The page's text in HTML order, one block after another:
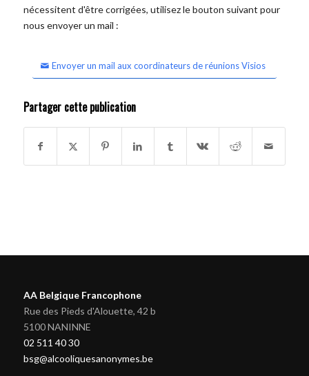
nécessitent d'être corrigées, utilisez le bouton suivant pour
nous envoyer un mail :
Envoyer un mail aux coordinateurs de réunions Visios
Partager cette publication
AA Belgique Francophone
Rue des Pieds d'Alouette, 42 b
5100 NANINNE
02 511 40 30
bsg@alcooliquesanonymes.be